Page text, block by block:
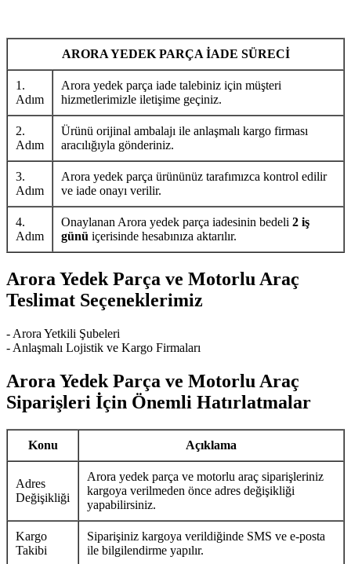
ARORA YEDEK PARÇA İADE SÜRECİ
1.
Adım
Arora yedek parça iade talebiniz için müşteri
hizmetlerimizle iletişime geçiniz.
2.
Adım
Ürünü orijinal ambalajı ile anlaşmalı kargo firması
aracılığıyla gönderiniz.
3.
Adım
Arora yedek parça ürününüz tarafımızca kontrol edilir
ve iade onayı verilir.
4.
Adım
Onaylanan Arora yedek parça iadesinin bedeli 2 iş
günü içerisinde hesabınıza aktarılır.
Arora Yedek Parça ve Motorlu Araç
Teslimat Seçeneklerimiz
- Arora Yetkili Şubeleri
- Anlaşmalı Lojistik ve Kargo Firmaları
Arora Yedek Parça ve Motorlu Araç
Siparişleri İçin Önemli Hatırlatmalar
Konu Açıklama
Adres
Değişikliği
Arora yedek parça ve motorlu araç siparişleriniz
kargoya verilmeden önce adres değişikliği
yapabilirsiniz.
Kargo
Takibi
Siparişiniz kargoya verildiğinde SMS ve e-posta
ile bilgilendirme yapılır.